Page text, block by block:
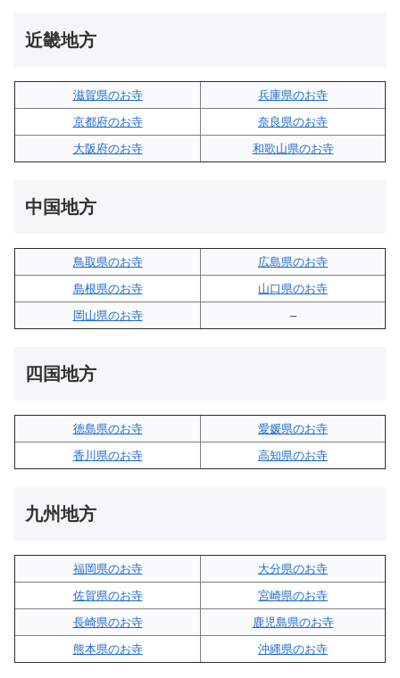
近畿地方
滋賀県のお寺
兵庫県のお寺
京都府のお寺
奈良県のお寺
大阪府のお寺
和歌山県のお寺
中国地方
鳥取県のお寺
広島県のお寺
島根県のお寺
山口県のお寺
岡山県のお寺
–
四国地方
徳島県のお寺
愛媛県のお寺
香川県のお寺
高知県のお寺
九州地方
福岡県のお寺
大分県のお寺
佐賀県のお寺
宮崎県のお寺
長崎県のお寺
鹿児島県のお寺
熊本県のお寺
沖縄県のお寺